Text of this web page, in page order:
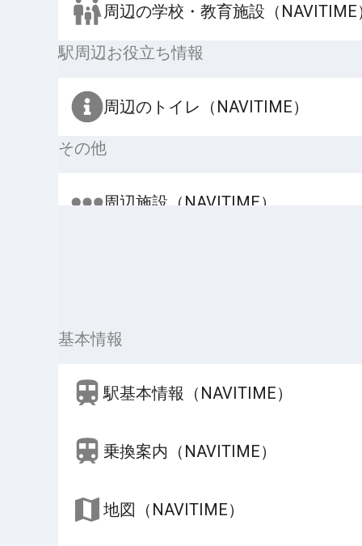
周辺の学校・教育施設（NAVITIME
駅周辺お役立ち情報
周辺のトイレ（NAVITIME）
その他
周辺施設（NAVITIME）
基本情報
駅基本情報（NAVITIME）
乗換案内（NAVITIME）
地図（NAVITIME）